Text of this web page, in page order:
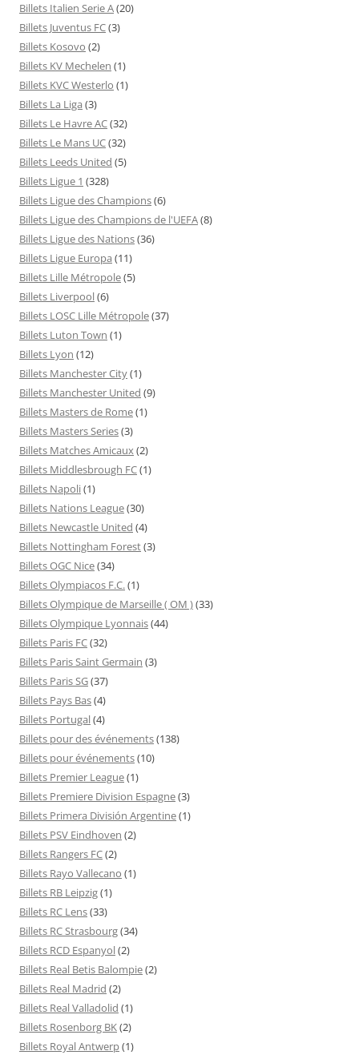
Billets Italien Serie A(20)
Billets Juventus FC(3)
Billets Kosovo (2)
Billets KV Mechelen (1)
Billets KVC Westerlo (1)
Billets La Liga (3)
Billets Le Havre AC(32)
Billets Le Mans UC(32)
Billets Leeds United (5)
Billets Ligue 1 (328)
Billets Ligue des Champions(6)
Billets Ligue des Champions de l'UEFA(8)
Billets Ligue des Nations(36)
Billets Ligue Europa (11)
Billets Lille Métropole(5)
Billets Liverpool(6)
Billets LOSC Lille Métropole(37)
Billets Luton Town (1)
Billets Lyon (12)
Billets Manchester City(1)
Billets Manchester United (9)
Billets Masters de Rome(1)
Billets Masters Series(3)
Billets Matches Amicaux(2)
Billets Middlesbrough FC(1)
Billets Napoli(1)
Billets Nations League(30)
Billets Newcastle United (4)
Billets Nottingham Forest(3)
Billets OGC Nice(34)
Billets Olympiacos F.C.(1)
Billets Olympique de Marseille ( OM )(33)
Billets Olympique Lyonnais(44)
Billets Paris FC(32)
Billets Paris Saint Germain (3)
Billets Paris SG(37)
Billets Pays Bas(4)
Billets Portugal(4)
Billets pour des événements(138)
Billets pour événements(10)
Billets Premier League(1)
Billets Premiere Division Espagne(3)
Billets Primera División Argentine(1)
Billets PSV Eindhoven (2)
Billets Rangers FC(2)
Billets Rayo Vallecano (1)
Billets RB Leipzig(1)
Billets RC Lens(33)
Billets RC Strasbourg(34)
Billets RCD Espanyol(2)
Billets Real Betis Balompie(2)
Billets Real Madrid (2)
Billets Real Valladolid (1)
Billets Rosenborg BK(2)
Billets Royal Antwerp(1)